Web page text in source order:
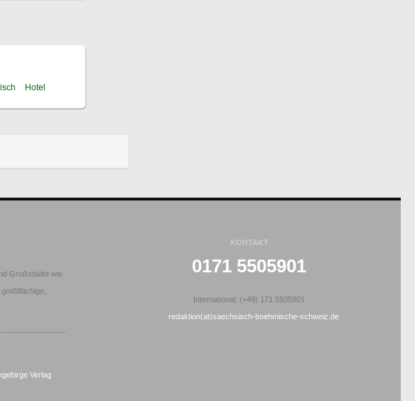
Hotel
Großstädte wie
KONTAKT
0171 5505901
International: (+49) 171 5505901
redaktion(at)saechsisch-boehmische-schweiz.de
Verlag